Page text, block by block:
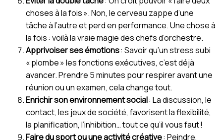
choses à la fois ». Non, le cerveau zappe d’une
tâche à l’autre et perd en performance. Une chose à
la fois : voilà la vraie magie des chefs d’orchestre.
Apprivoiser ses émotions: Savoir qu’un stress subi
« plombe » les fonctions exécutives, c’est déjà
avancer. Prendre 5 minutes pour respirer avant une
réunion ou un examen, cela change tout.
Enrichir son environnement social: La discussion, le
contact, les jeux de société, favorisent la flexibilité,
la planification, l’inhibition… tout ce qu’il vous faut !
Faire du sport ou une activité créative: Peindre,